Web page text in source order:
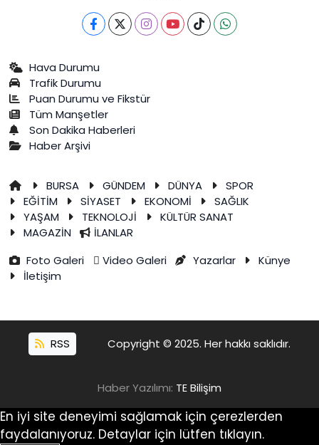
Hava Durumu
Trafik Durumu
Puan Durumu ve Fikstür
Tüm Manşetler
Son Dakika Haberleri
Haber Arşivi
BURSA GÜNDEM DÜNYA
SPOR
EĞİTİM
SİYASET EKONOMİ
SAĞLIK
YAŞAM
TEKNOLOJİ
KÜLTÜR SANAT
MAGAZİN
İLANLAR
Foto Galeri
Video Galeri Yazarlar
Künye
İletişim
RSS Copyright © 2025. Her hakkı saklıdır.
Haber Yazılımı: TE Bilişim
En iyi site deneyimi sağlamak için çerezlerden
faydalanıyoruz. Detaylar için lütfen tıklayın.